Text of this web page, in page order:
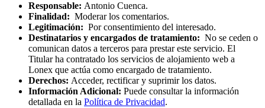
Responsable: Antonio Cuenca.
Finalidad: Moderar los comentarios.
Legitimación: Por consentimiento del interesado.
Destinatarios y encargados de tratamiento: No se ceden o
comunican datos a terceros para prestar este servicio. El
Titular ha contratado los servicios de alojamiento web a
Lonex que actúa como encargado de tratamiento.
Derechos: Acceder, rectificar y suprimir los datos.
Información Adicional: Puede consultar la información
detallada en la Política de Privacidad.